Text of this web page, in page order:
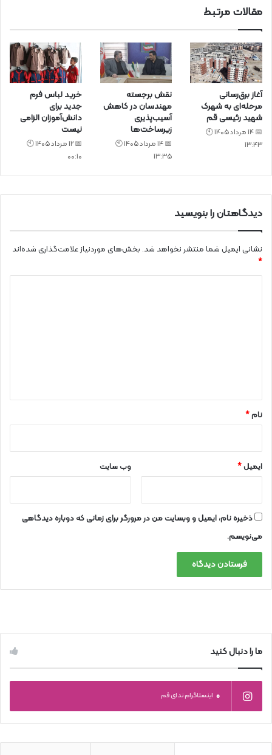
مقالات مرتبط
آغاز برق‌رسانی
مرحله‌ای به شهرک
شهید رئیسی قم
📅 14 مرداد 1405 🕙
13:43
نقش برجسته
مهندسان در کاهش
آسیب‌پذیری
زیرساخت‌ها
📅 14 مرداد 1405 🕙
13:35
خرید لباس فرم
جدید برای
دانش‌آموزان الزامی
نیست
📅 12 مرداد 1405 🕙
00:10
دیدگاهتان را بنویسید
نشانی ایمیل شما منتشر نخواهد شد. بخش‌های موردنیاز علامت‌گذاری شده‌اند
*
نام*
ایمیل* وب‌ سایت
ذخیره نام، ایمیل و وبسایت من در مرورگر برای زمانی که دوباره دیدگاهی
می‌نویسم.
ما را دنبال کنید
0 اینستاگرام ندای قم